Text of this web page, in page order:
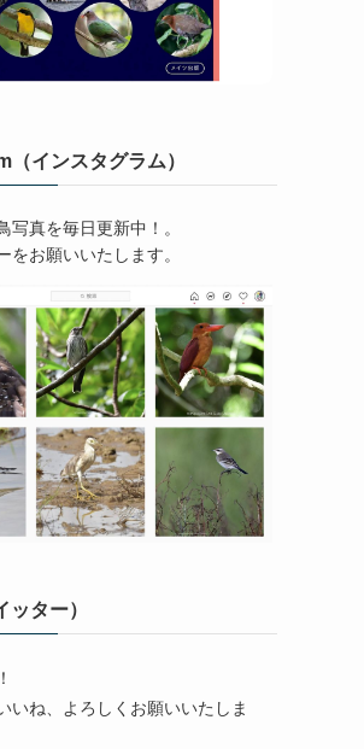
（インスタグラム）
写真を毎日更新中！。
をお願いいたします。
ッター）
いね、よろしくお願いいたしま